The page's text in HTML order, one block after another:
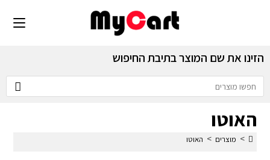
הזינו את שם המוצר בתיבת החיפוש
האוטו
> מוצרים > האוטו